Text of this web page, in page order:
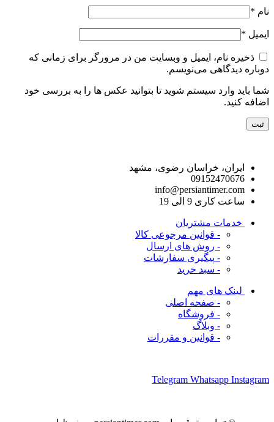
نام *
ایمیل *
ذخیره نام، ایمیل و وبسایت من در مرورگر برای زمانی که
دوباره دیدگاهی می‌نویسم.
شما باید وارد سیستم شوید تا بتوانید عکس ها را به بررسی خود
اضافه کنید.
ایران، خراسان رضوی، مشهد
09152470676
info@persiantimer.com
ساعت کاری 9 الی 19
خدمات مشتریان
- قوانین مرجوعی کالا
- روش های ارسال
- پیگیری سفارشات
- سبد خرید
لینک های مهم
- صفحه اصلی
- فروشگاه
- وبلاگ
- قوانین و مقررات
Telegram Whatsapp Instagram